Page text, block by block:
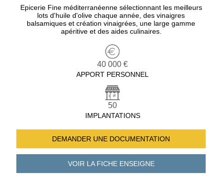
Epicerie Fine méditerranéenne sélectionnant les meilleurs
lots d'huile d'olive chaque année, des vinaigres
balsamiques et création vinaigrées, une large gamme
apéritive et des aides culinaires.
40 000 €
APPORT PERSONNEL
50
IMPLANTATIONS
DEMANDER UNE DOCUMENTATION
VOIR LA FICHEENSEIGNE